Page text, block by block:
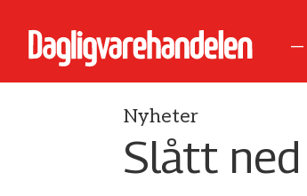
—
Nyheter
Slått